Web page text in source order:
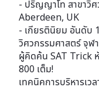
- ปริญญาโท สาขาวิ
Aberdeen, UK
- เกียรตินิยม อันดับ
วิศวกรรมศาสตร์ จุฬ
ผู้คิดค้น SAT Trick
800 เต็ม!
เทคนิคการบริหารเว